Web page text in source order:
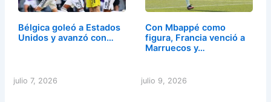
Bélgica goleó a Estados
Unidos y avanzó con…
julio 7, 2026
Con Mbappé como
figura, Francia venció a
Marruecos y…
julio 9, 2026